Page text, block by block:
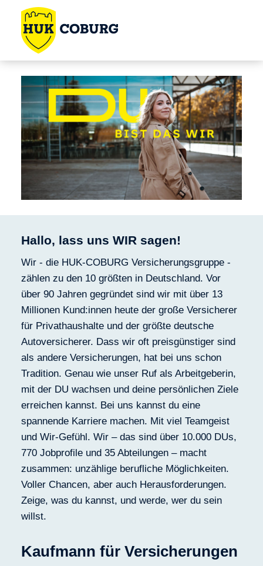
Hallo, lass uns WIR sagen!
Wir - die HUK-COBURG Versicherungsgruppe -
zählen zu den 10 größten in Deutschland. Vor
über 90 Jahren gegründet sind wir mit über 13
Millionen Kund:innen heute der große Versicherer
für Privathaushalte und der größte deutsche
Autoversicherer. Dass wir oft preisgünstiger sind
als andere Versicherungen, hat bei uns schon
Tradition. Genau wie unser Ruf als Arbeitgeberin,
mit der DU wachsen und deine persönlichen Ziele
erreichen kannst. Bei uns kannst du eine
spannende Karriere machen. Mit viel Teamgeist
und Wir-Gefühl. Wir – das sind über 10.000 DUs,
770 Jobprofile und 35 Abteilungen – macht
zusammen: unzählige berufliche Möglichkeiten.
Voller Chancen, aber auch Herausforderungen.
Zeige, was du kannst, und werde, wer du sein
willst.
Kaufmann für Versicherungen